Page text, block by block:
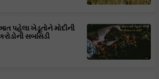
પહેલા ખેડૂતોને મોદીની
સબસિડી